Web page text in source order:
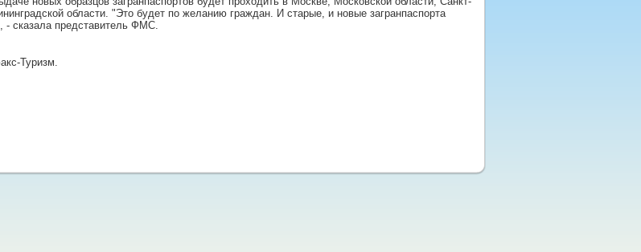
области. "Это будет по желанию граждан. И старые, и новые загранпаспорта
- сказала представитель ФМС.
Туризм.